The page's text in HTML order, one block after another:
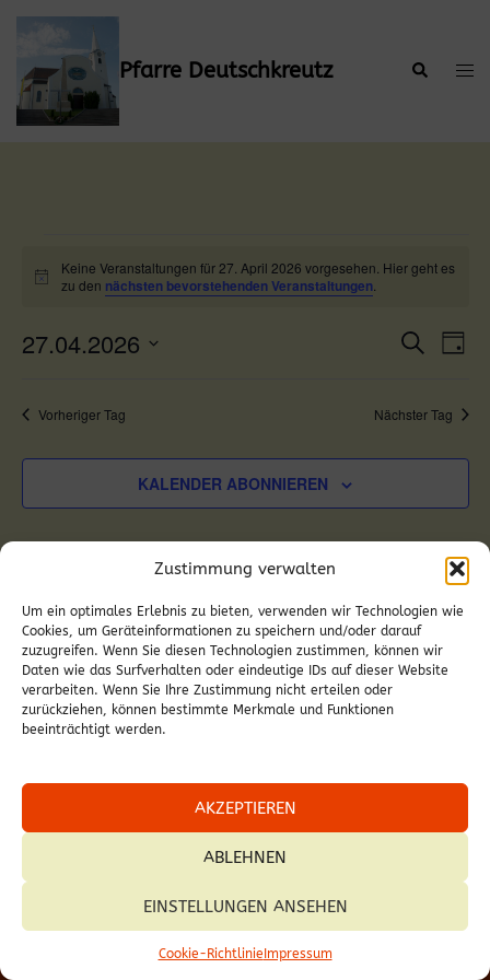
Zustimmung verwalten
Um ein optimales Erlebnis zu bieten, verwenden wir Technologien wie
Cookies, um Geräteinformationen zu speichern und/oder darauf
zuzugreifen. Wenn Sie diesen Technologien zustimmen, können wir
Daten wie das Surfverhalten oder eindeutige IDs auf dieser Website
verarbeiten. Wenn Sie Ihre Zustimmung nicht erteilen oder
zurückziehen, können bestimmte Merkmale und Funktionen
beeinträchtigt werden.
AKZEPTIEREN
ABLEHNEN
EINSTELLUNGEN ANSEHEN
Cookie-Richtlinie Impressum
springen
Pfarre Deutschkreutz Suche
Veranstaltungen
für
27.
2026
Hinweis
Keine Veranstaltungen für 27. April 2026 vorgesehen. Hier geht es
zu den nächsten bevorstehenden Veranstaltungen.
und
SUCHE
TAG
27.04.2026
Vorheriger Tag Nächster Tag
KALENDER ABONNIEREN
© 2026 Pfarre Deutschkreutz.